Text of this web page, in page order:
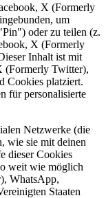
X (Formerly
um
oder zu teilen (z.
X (Formerly
Inhalt ist mit
(Formerly Twitter),
Cookies platziert.
für personalisierte
Netzwerke (die
wie sie mit deinen
dieser Cookies
weit wie möglich
WhatsApp,
Staaten